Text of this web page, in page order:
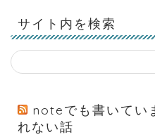
サイト内を検索
noteでも書いてい
れない話